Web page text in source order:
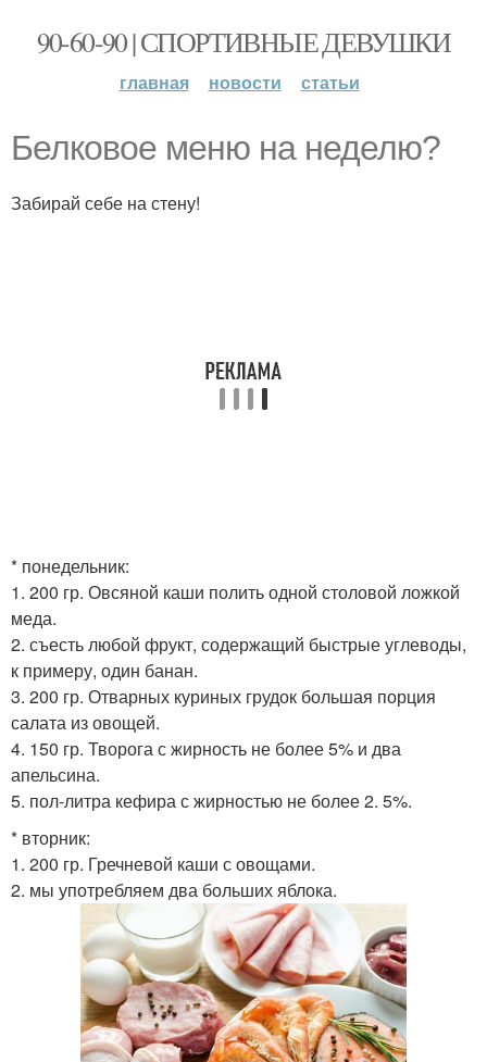
90-60-90 | СПОРТИВНЫЕ ДЕВУШКИ
главная новости статьи
Белковое меню на неделю?
Забирай себе на стену!
* понедельник:
1. 200 гр. Овсяной каши полить одной столовой ложкой
меда.
2. съесть любой фрукт, содержащий быстрые углеводы,
к примеру, один банан.
3. 200 гр. Отварных куриных грудок большая порция
салата из овощей.
4. 150 гр. Творога с жирность не более 5% и два
апельсина.
5. пол-литра кефира с жирностью не более 2. 5%.
* вторник:
1. 200 гр. Гречневой каши с овощами.
2. мы употребляем два больших яблока.